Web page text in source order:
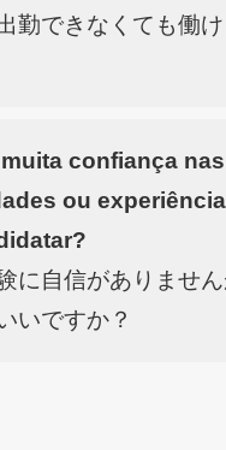
勤できなくても働
confiança
ou
に自信がありません
いですか？